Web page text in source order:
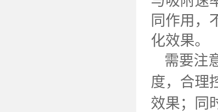
同作用，
化效果。
需要注
度，合理
效果；同